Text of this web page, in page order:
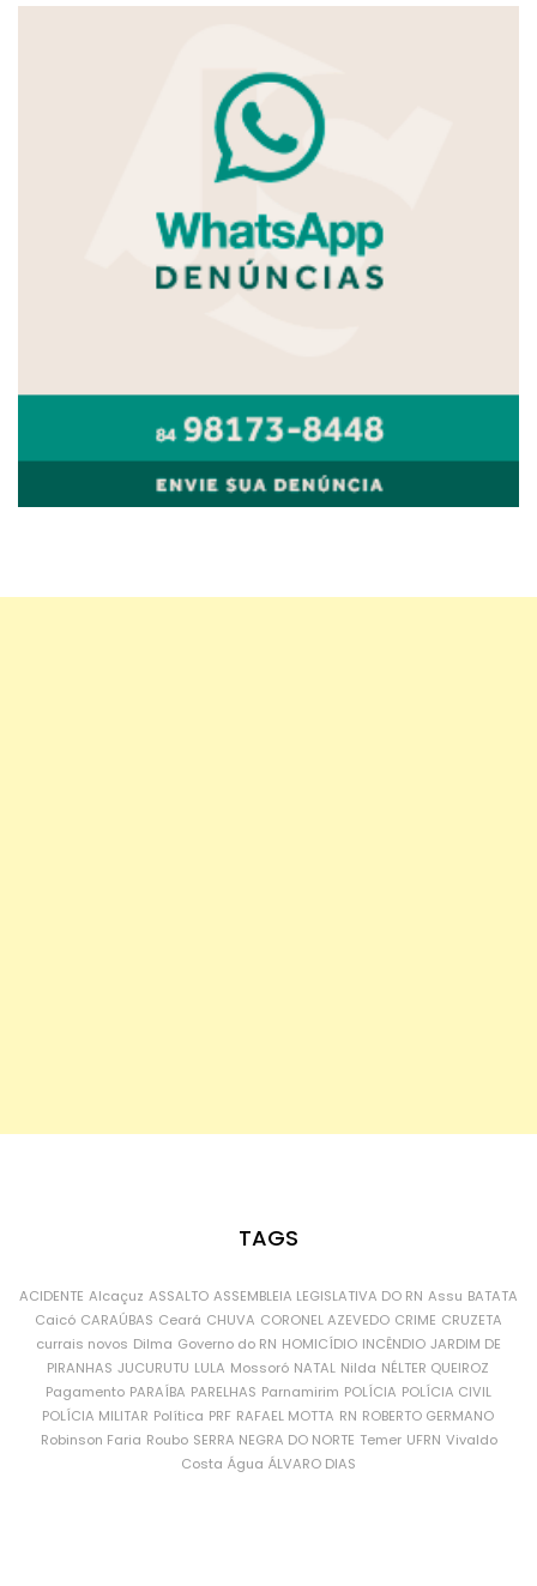
TAGS
ACIDENTE Alcaçuz ASSALTO ASSEMBLEIA LEGISLATIVA DO RN Assu BATATA
Caicó CARAÚBAS Ceará CHUVA CORONEL AZEVEDO CRIME CRUZETA
currais novos Dilma Governo do RN HOMICÍDIO INCÊNDIO JARDIM DE
PIRANHAS JUCURUTU LULA Mossoró NATAL Nilda NÉLTER QUEIROZ
Pagamento PARAÍBA PARELHAS Parnamirim POLÍCIA POLÍCIA CIVIL
POLÍCIA MILITAR Política PRF RAFAEL MOTTA RN ROBERTO GERMANO
Robinson Faria Roubo SERRA NEGRA DO NORTE Temer UFRN Vivaldo
Costa Água ÁLVARO DIAS